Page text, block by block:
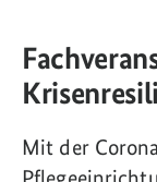
Mit der